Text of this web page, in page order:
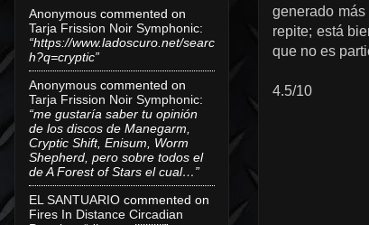
generado
repite; está
que no es
4.5/10
Anonymous commented on
Tarja Frission Noir Symphonic:
“https://www.ladoscuro.net/searc
h?q=cryptic”
Anonymous commented on
Tarja Frission Noir Symphonic:
“me gustaría saber tu opinión
de los discos de Manegarm,
Cryptic Shift, Enisum, Worm
Shepherd, pero sobre todos el
de A Forest of Stars el cual…”
EL SANTUARIO commented on
Fires In Distance Circadian